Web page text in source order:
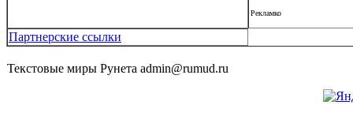
Рекламко
Партнерские ссылки
Текстовые миры Рунета admin@rumud.ru